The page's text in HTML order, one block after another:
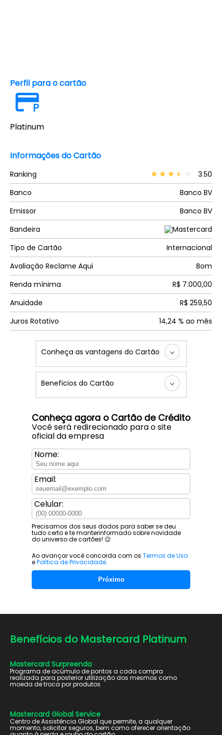
Perfil para o cartão
P
Platinum
Informações do Cartão
Ranking
3.50
Banco
Banco BV
Emissor
Banco BV
Bandeira
Tipo de Cartão
Internacional
Avaliação Reclame Aqui
Bom
Renda mínima
R$ 7.000,00
Anuidade
R$ 259,50
Juros Rotativo
14,24 % ao mês
Conheça as vantagens do Cartão
Beneficios do Cartão
Conheça agora o Cartão de Crédito
Você será redirecionado para o site
oficial da empresa
Nome:
Email:
Celular:
Precisamos dos seus dados para saber se deu
tudo certo e te manterinformado sobre novidade
do universo de cartões! 😉
Ao avançar você concorda com os Termos de Uso
ePolitica de Privacidade.
Próximo
Benefícios do Mastercard Platinum
Mastercard Surpreenda
Programa de acúmulo de pontos a cada compra
realizada para posterior utilização dos mesmos como
moeda de troca por produtos
Mastercard Global Service
Centro de Assistência Global que permite, a qualquer
momento, solicitar seguros, bem como oferecer orientação